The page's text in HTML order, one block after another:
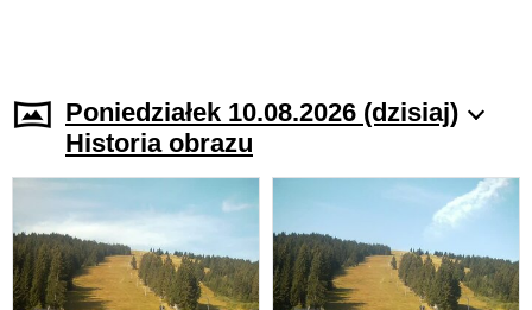
Poniedziałek 10.08.2026 (dzisiaj)
Historia obrazu